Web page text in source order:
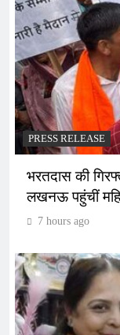
PRESS RELEASE
भरतदास की
लखनऊ पहुंचीं
7 hours ago